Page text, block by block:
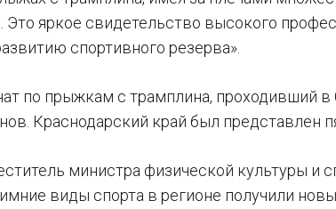
Это яркое свидетельство высокого
спортивного резерва».
по прыжкам с трамплина, проходивший в
Краснодарский край был представлен
министра физической культуры и
виды спорта в регионе получили